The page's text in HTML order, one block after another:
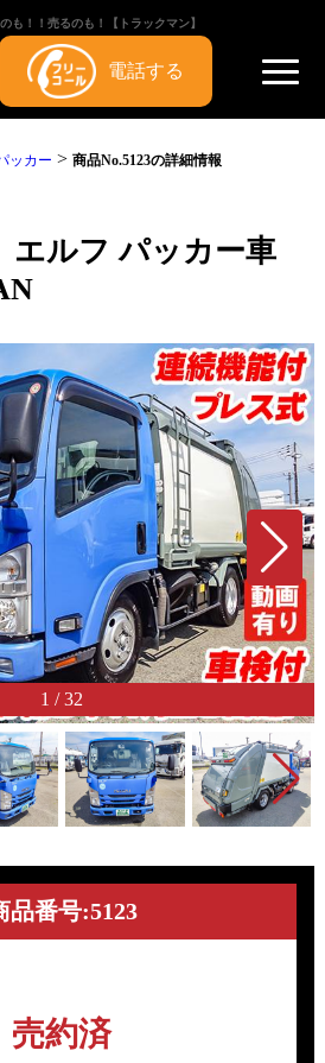
も！！売るのも！【トラックマン】
電話する
ッカー >商品No.5123の詳細情報
エルフ パッカー車
1 /32
品番号:5123
売約済